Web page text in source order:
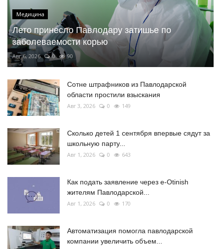
Медицина
Лето принесло Павлодару затишье по
заболеваемости корью
Авг 6, 2026 0 90
Сотне штрафников из Павлодарской
области простили взыскания
Авг 3, 2026 0 149
Сколько детей 1 сентября впервые сядут за
школьную парту...
Авг 1, 2026 0 643
Как подать заявление через e-Otinish
жителям Павлодарской...
Авг 1, 2026 0 170
Автоматизация помогла павлодарской
компании увеличить объем...